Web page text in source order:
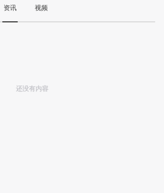
资讯 视频
还没有内容